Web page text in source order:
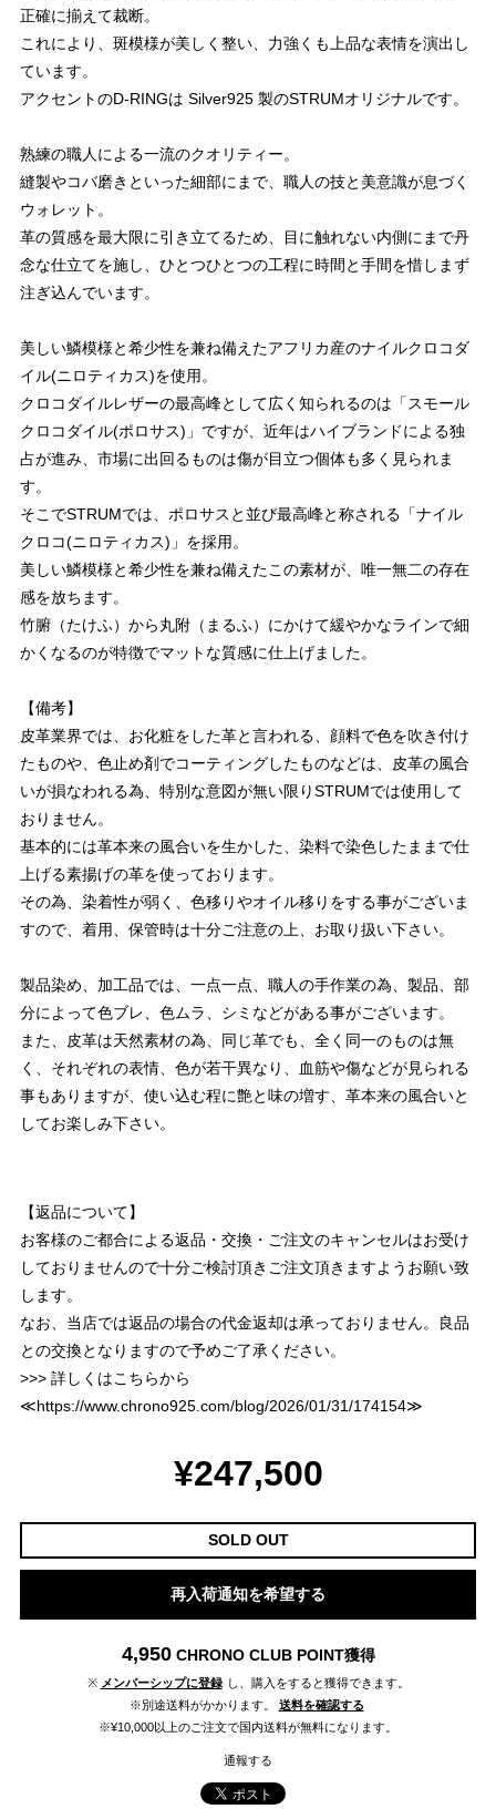
正確に揃えて裁断。
これにより、斑模様が美しく整い、力強くも上品な表情を演出し
ています。
アクセントのD-RINGは Silver925 製のSTRUMオリジナルです。
熟練の職人による一流のクオリティー。
縫製やコバ磨きといった細部にまで、職人の技と美意識が息づく
ウォレット。
革の質感を最大限に引き立てるため、目に触れない内側にまで丹
念な仕立てを施し、ひとつひとつの工程に時間と手間を惜しまず
注ぎ込んでいます。
美しい鱗模様と希少性を兼ね備えたアフリカ産のナイルクロコダ
イル(ニロティカス)を使用。
クロコダイルレザーの最高峰として広く知られるのは「スモール
クロコダイル(ポロサス)」ですが、近年はハイブランドによる独
占が進み、市場に出回るものは傷が目立つ個体も多く見られま
す。
そこでSTRUMでは、ポロサスと並び最高峰と称される「ナイル
クロコ(ニロティカス)」を採用。
美しい鱗模様と希少性を兼ね備えたこの素材が、唯一無二の存在
感を放ちます。
竹腑（たけふ）から丸附（まるふ）にかけて緩やかなラインで細
かくなるのが特徴でマットな質感に仕上げました。
【備考】
皮革業界では、お化粧をした革と言われる、顔料で色を吹き付け
たものや、色止め剤でコーティングしたものなどは、皮革の風合
いが損なわれる為、特別な意図が無い限りSTRUMでは使用して
おりません。
基本的には革本来の風合いを生かした、染料で染色したままで仕
上げる素揚げの革を使っております。
その為、染着性が弱く、色移りやオイル移りをする事がございま
すので、着用、保管時は十分ご注意の上、お取り扱い下さい。
製品染め、加工品では、一点一点、職人の手作業の為、製品、部
分によって色ブレ、色ムラ、シミなどがある事がございます。
また、皮革は天然素材の為、同じ革でも、全く同一のものは無
く、それぞれの表情、色が若干異なり、血筋や傷などが見られる
事もありますが、使い込む程に艶と味の増す、革本来の風合いと
してお楽しみ下さい。
【返品について】
お客様のご都合による返品・交換・ご注文のキャンセルはお受け
しておりませんので十分ご検討頂きご注文頂きますようお願い致
します。
なお、当店では返品の場合の代金返却は承っておりません。良品
との交換となりますので予めご了承ください。
>>> 詳しくはこちらから
≪https://www.chrono925.com/blog/2026/01/31/174154≫
¥247,500
SOLD OUT
再入荷通知を希望する
4,950 CHRONO CLUB POINT獲得
※ メンバーシップに登録 し、購入をすると獲得できます。
※別途送料がかかります。
送料を確認する
※¥10,000以上のご注文で国内送料が無料になります。
通報する